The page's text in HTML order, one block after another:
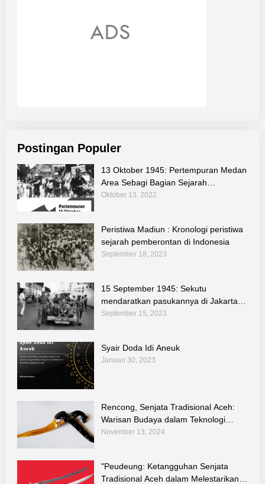
Postingan Populer
13 Oktober 1945: Pertempuran Medan
Area Sebagi Bagian Sejarah
Perjuangan Bangsa
Oktober 13, 2022
Peristiwa Madiun : Kronologi peristiwa
sejarah pemberontan di Indonesia
September 18, 2023
15 September 1945: Sekutu
mendaratkan pasukannya di Jakarta
untuk melucuti tentara Jepang
September 15, 2023
Syair Doda Idi Aneuk
Januari 30, 2023
Rencong, Senjata Tradisional Aceh:
Warisan Budaya dalam Teknologi
Tradisional Indonesia
November 13, 2024
"Peudeung: Ketangguhan Senjata
Tradisional Aceh dalam Melestarikan